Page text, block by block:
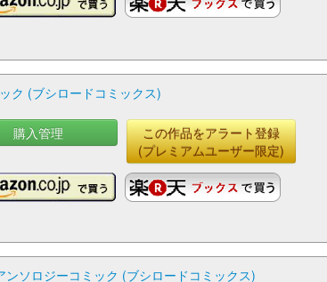
ク (ブシロードコミックス)
購入管理
この作品をアラート登録
(プレミアムユーザー限定)
ソロジーコミック (ブシロードコミックス)